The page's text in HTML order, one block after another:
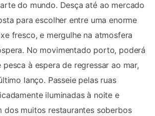
do mundo. Desça até ao mercado
para escolher entre uma enorme
fresco, e mergulhe na atmosfera
No movimentado porto, poderá
à espera de regressar ao mar,
lanço. Passeie pelas ruas
iluminadas à noite e
dos muitos restaurantes soberbos